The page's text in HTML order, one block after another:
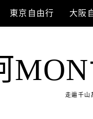
東京自由行 大阪
走遍千山